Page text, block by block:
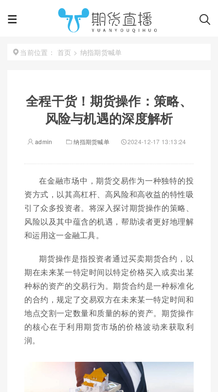
当前位置： 首页 > 纳指期货喊单
全程干货！期货操作：策略、
风险与机遇的深度解析
admin 纳指期货喊单 2024-12-17 13:13:24
在金融市场中，期货交易作为一种独特的投
资方式，以其高杠杆、高风险和高收益的特性吸
引了众多投资者。将深入探讨期货操作的策略、
风险以及其中蕴含的机遇，帮助读者更好地理解
和运用这一金融工具。
期货操作是指投资者通过买卖期货合约，以
期在未来某一特定时间以特定价格买入或卖出某
种标的资产的交易行为。期货合约是一种标准化
的合约，规定了交易双方在未来某一特定时间和
地点交割一定数量和质量的标的资产。期货操作
的核心在于利用期货市场的价格波动来获取利
润。